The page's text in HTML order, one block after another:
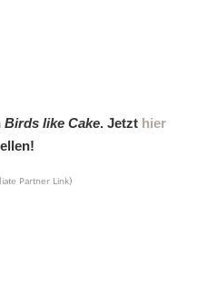
Birds like Cake. Jetzt hier
Partner Link)